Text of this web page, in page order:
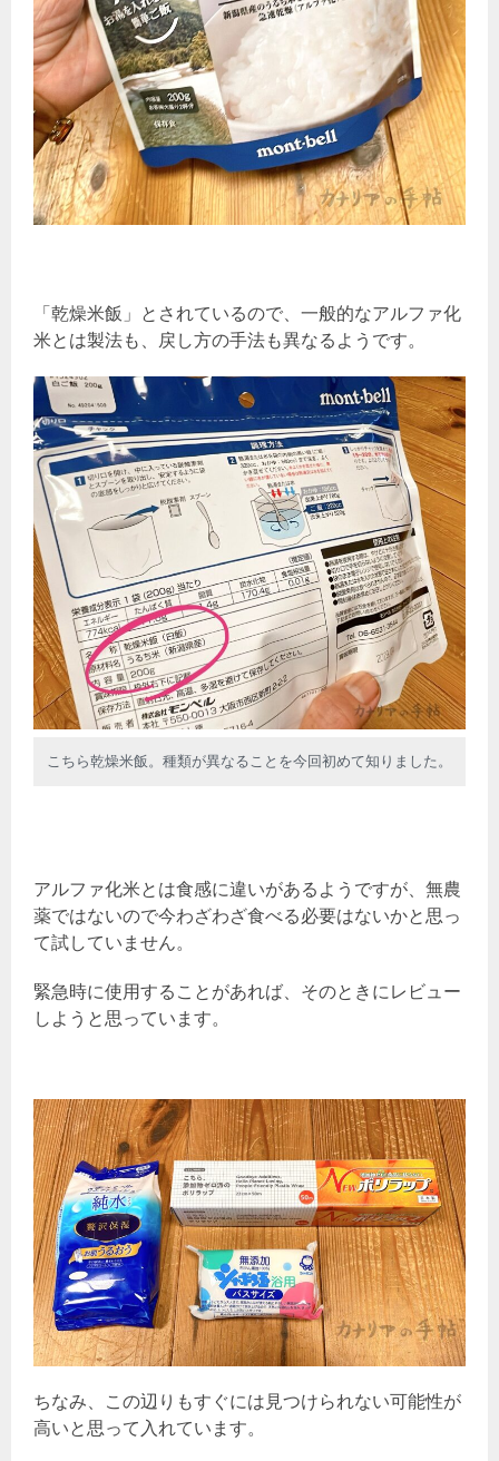
「乾燥米飯」とされているので、一般的なアルファ化
米とは製法も、戻し方の手法も異なるようです。
こちら乾燥米飯。種類が異なることを今回初めて知りました。
アルファ化米とは食感に違いがあるようですが、無農
薬ではないので今わざわざ食べる必要はないかと思っ
て試していません。
緊急時に使用することがあれば、そのときにレビュー
しようと思っています。
ちなみ、この辺りもすぐには見つけられない可能性が
高いと思って入れています。